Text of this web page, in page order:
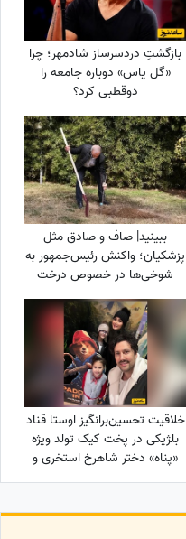
بازگشتِ دردسرساز شادمهر؛ چرا
«گل یاس» دوباره جامعه را
دو‌قطبی کرد؟
ببینید| صاف و صادق مثل
پزشکیان؛ واکنش رئیس‌جمهور به
شوخی‌ها در خصوص درخت
کاشتنش در پاکستان: من اهل
فیلم بازی کردن...
خلاقیت تحسین‌برانگیز اوستا قناد
بلژیکی در پخت کیک تولد ویژه
«پناه» دختر شاهرخ استخری و
سپیده بزمی‌پور با تمِ
ترکیب خلاقانه و منحصربه‌فرد از